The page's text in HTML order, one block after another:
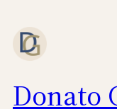
prie
turinio
Donato